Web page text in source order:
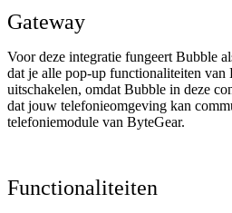
Gateway
Voor deze integratie fungeert Bubble
dat je alle pop-up functionaliteiten
uitschakelen, omdat Bubble in deze
dat jouw telefonieomgeving kan
telefoniemodule van ByteGear.
Functionaliteiten